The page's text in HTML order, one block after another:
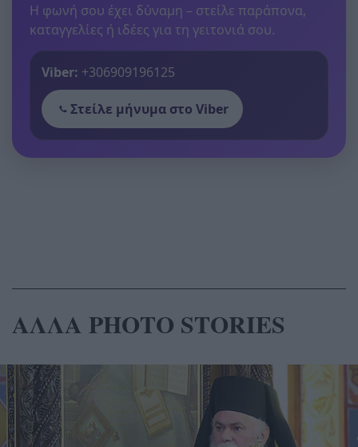
Η φωνή σου έχει δύναμη – στείλε παράπονα,
καταγγελίες ή ιδέες για τη γειτονιά σου.
Viber: +306909196125
Στείλε μήνυμα στο Viber
ΑΛΛΑ PHOTO STORIES